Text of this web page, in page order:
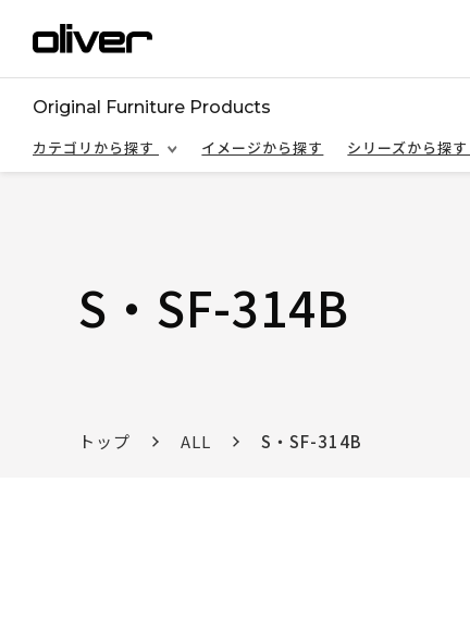
Original Furniture Products
カテゴリから探す
イメージから探す シリーズから探す
S・SF-314B
トップ ALL S・SF-314B